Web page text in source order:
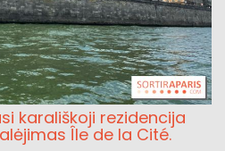
karališkoji rezidencija
Île de la Cité.